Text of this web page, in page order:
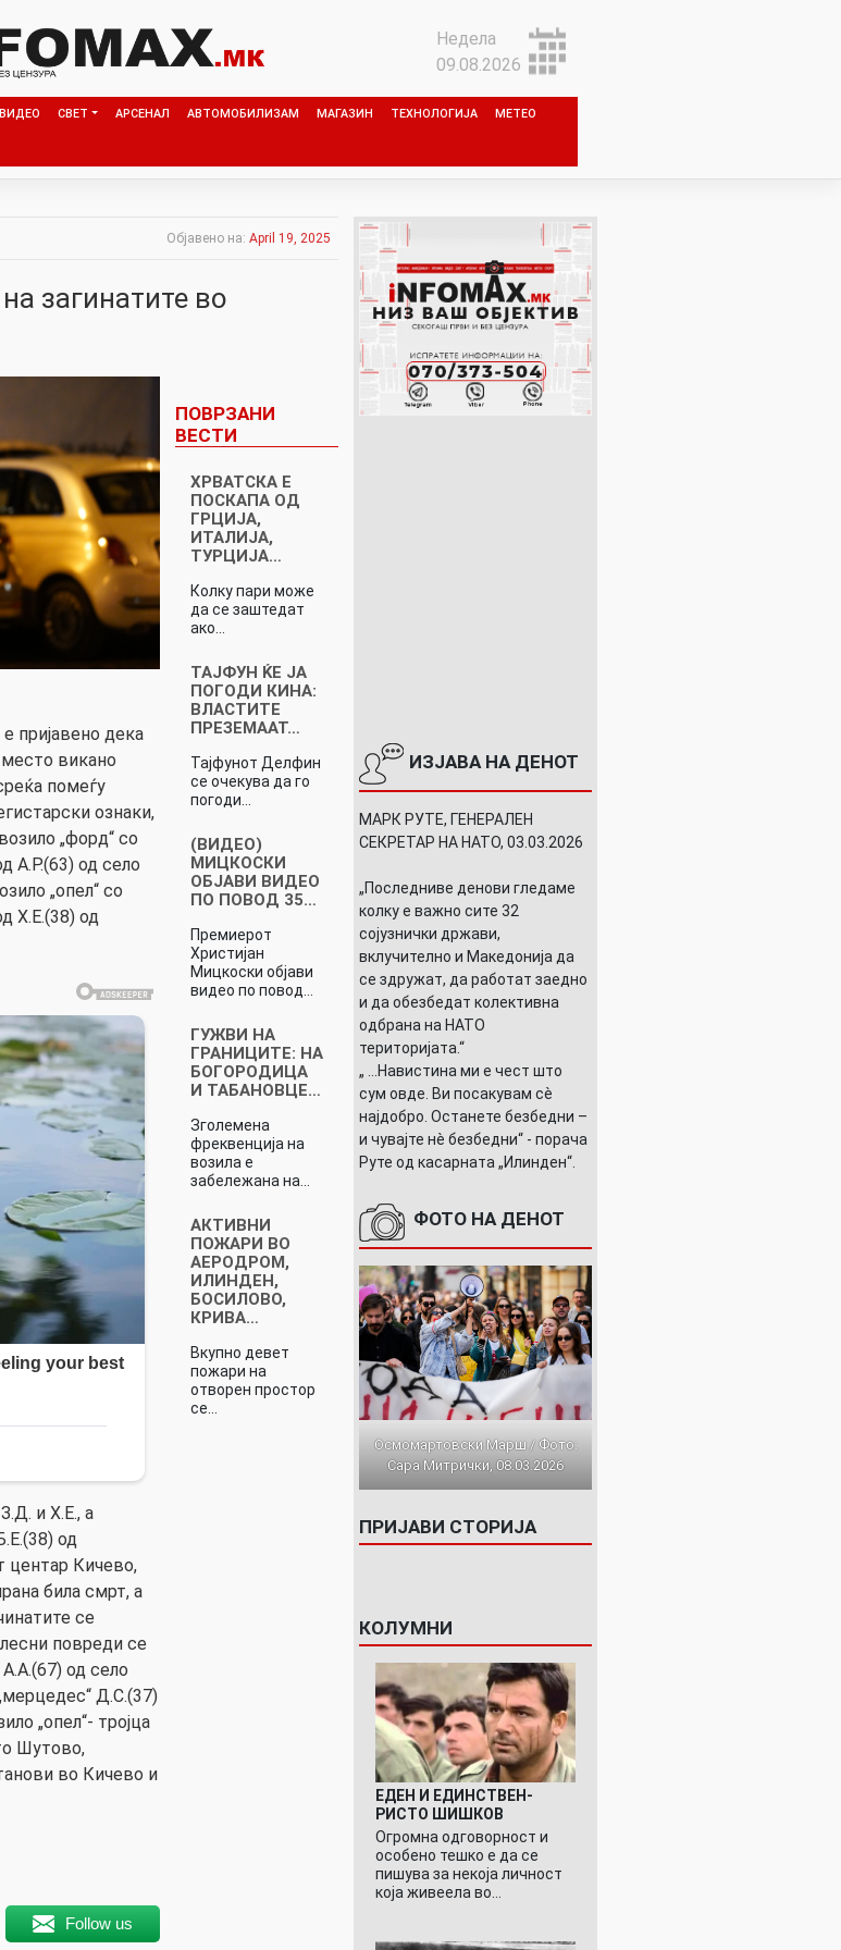
Недела
09.08.2026
ВИДЕО СВЕТ АРСЕНАЛ АВТОМОБИЛИЗАМ МАГАЗИН ТЕХНОЛОГИЈА МЕТЕО
Објавено на: April 19, 2025
загинатите во
пријавено дека
место викано
помеѓу
ознаки,
„форд“ со
А.Р.(63) од село
„опел“ со
Х.Е.(38) од
и Х.Е., а
од
центар Кичево,
била смрт, а
се
повреди се
од село
Д.С.(37)
„опел“- тројца
Шутово,
во Кичево и
Follow us
ПОВРЗАНИ
ВЕСТИ
ХРВАТСКА Е
ПОСКАПА ОД
ГРЦИЈА,
ИТАЛИЈА,
ТУРЦИЈА…
Колку пари може
да се заштедат
ако…
ТАЈФУН ЌЕ ЈА
ПОГОДИ КИНА:
ВЛАСТИТЕ
ПРЕЗЕМААТ…
Тајфунот Делфин
се очекува да го
погоди…
(ВИДЕО)
МИЦКОСКИ
ОБЈАВИ ВИДЕО
ПО ПОВОД 35…
Премиерот
Христијан
Мицкоски објави
видео по повод…
ГУЖВИ НА
ГРАНИЦИТЕ: НА
БОГОРОДИЦА
И ТАБАНОВЦЕ…
Зголемена
фреквенција на
возила е
забележана на…
АКТИВНИ
ПОЖАРИ ВО
АЕРОДРОМ,
ИЛИНДЕН,
БОСИЛОВО,
КРИВА…
Вкупно девет
пожари на
отворен простор
се…
ИЗЈАВА НА ДЕНОТ
МАРК РУТЕ, ГЕНЕРАЛЕН
СЕКРЕТАР НА НАТО, 03.03.2026
„Последниве денови гледаме
колку е важно сите 32
сојузнички држави,
вклучително и Македонија да
се здружат, да работат заедно
и да обезбедат колективна
одбрана на НАТО
територијата.“
„ ...Навистина ми е чест што
сум овде. Ви посакувам сè
најдобро. Останете безбедни –
и чувајте нè безбедни“ - порача
Руте од касарната „Илинден“.
ФОТО НА ДЕНОТ
Осмомартовски Марш / Фото:
Сара Митрички, 08.03.2026
ПРИЈАВИ СТОРИЈА
КОЛУМНИ
ЕДЕН И ЕДИНСТВЕН-
РИСТО ШИШКОВ
Огромна одговорност и
особено тешко е да се
пишува за некоја личност
која живеела во…